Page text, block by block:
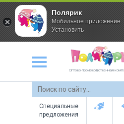
Оптово-производственная
Специальные
предложения
Полярик
Мобильное приложение
Установить